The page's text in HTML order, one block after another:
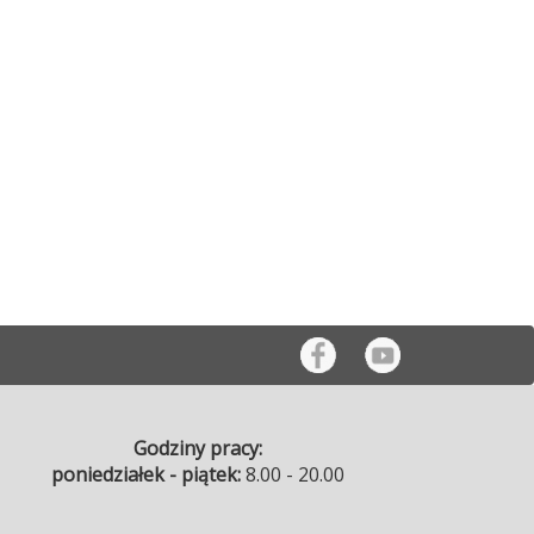
Godziny pracy:
poniedziałek - piątek:8.00 - 20.00